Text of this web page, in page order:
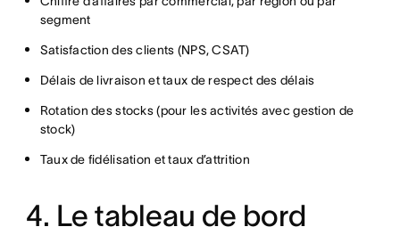
segment
Satisfaction des clients (NPS, CSAT)
Délais de livraison et taux de respect des délais
Rotation des stocks (pour les activités avec gestion de
stock)
Taux de fidélisation et taux d’attrition
4. Le tableau de bord